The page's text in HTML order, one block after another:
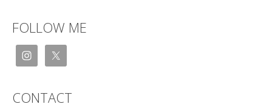
FOLLOW ME
CONTACT